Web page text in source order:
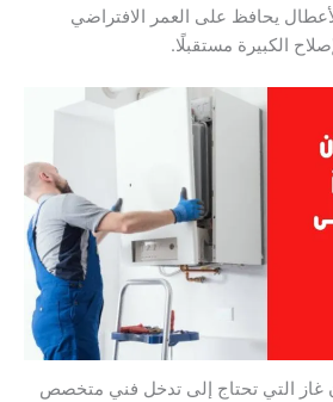
يحافظ على العمر الافتراضي
الكبيرة مستقبلًا.
التي تحتاج إلى تدخل فني متخصص